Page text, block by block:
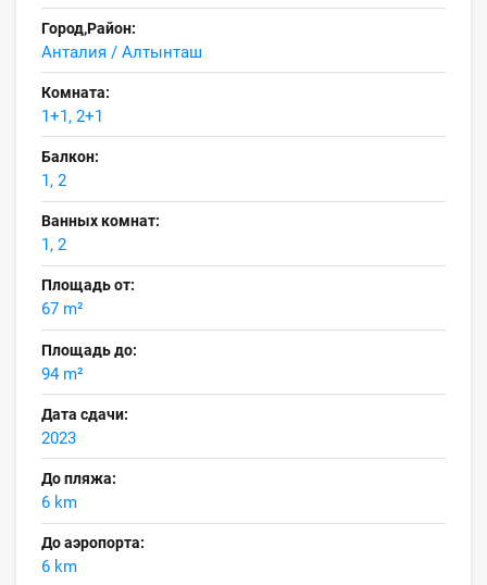
Город,Район:
Анталия / Алтынташ
Комната:
1+1, 2+1
Балкон:
1, 2
Ванных комнат:
1, 2
Площадь от:
67 m²
Площадь до:
94 m²
Дата сдачи:
2023
До пляжа:
6 km
До аэропорта:
6 km